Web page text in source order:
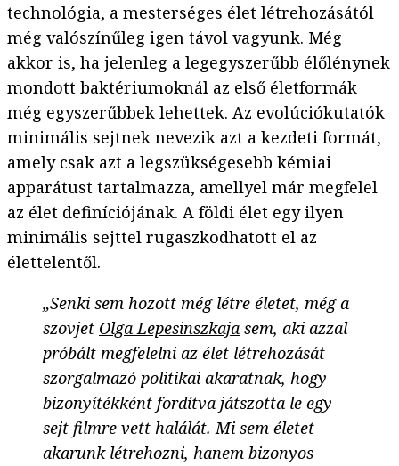
technológia, a mesterséges élet létrehozásától
még valószínűleg igen távol vagyunk. Még
akkor is, ha jelenleg a legegyszerűbb élőlénynek
mondott baktériumoknál az első életformák
még egyszerűbbek lehettek. Az evolúciókutatók
minimális sejtnek nevezik azt a kezdeti formát,
amely csak azt a legszükségesebb kémiai
apparátust tartalmazza, amellyel már megfelel
az élet definíciójának. A földi élet egy ilyen
minimális sejttel rugaszkodhatott el az
élettelentől.
„Senki sem hozott még létre életet, még a
szovjet Olga Lepesinszkaja sem, aki azzal
próbált megfelelni az élet létrehozását
szorgalmazó politikai akaratnak, hogy
bizonyítékként fordítva játszotta le egy
sejt filmre vett halálát. Mi sem életet
akarunk létrehozni, hanem bizonyos